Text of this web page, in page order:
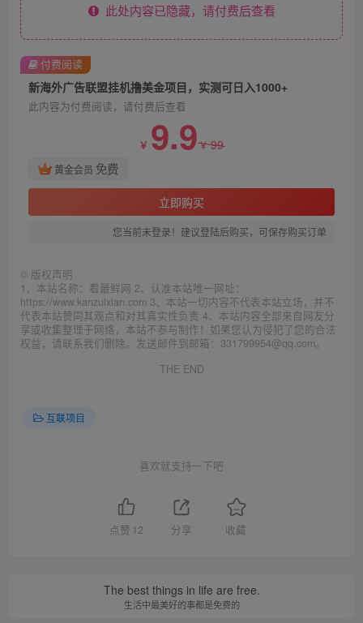
此处内容已隐藏，请付费后查看
新海外广告联盟挂机撸美金项目，实测可日入1000+
此内容为付费阅读，请付费后查看
￥ 9.9￥99
黄金会员 免费
立即购买
您当前未登录！建议登陆后购买，可保存购买订单
付费阅读
© 版权声明
1、本站名称：看最鲜网 2、认准本站唯一网址：
https://www.kanzuixian.com 3、本站一切内容不代表本站立场，并不
代表本站赞同其观点和对其真实性负责 4、本站内容全部来自网友分
享或收集整理于网络，本站不参与制作！如果您认为侵犯了您的合法
权益，请联系我们删除。发送邮件到邮箱：331799954@qq.com。
THE END
互联项目
喜欢就支持一下吧
点赞 12 分享 收藏
The best things in life are free.
生活中最美好的事都是免费的